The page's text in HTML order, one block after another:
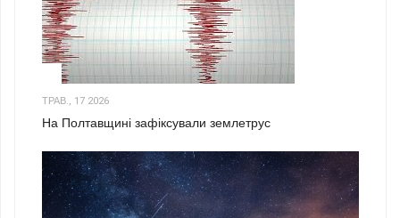
ТРАВ., 17 2026
На Полтавщині зафіксували землетрус